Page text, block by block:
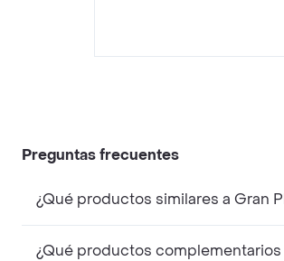
Preguntas frecuentes
¿Qué productos similares a Gran
¿Qué productos